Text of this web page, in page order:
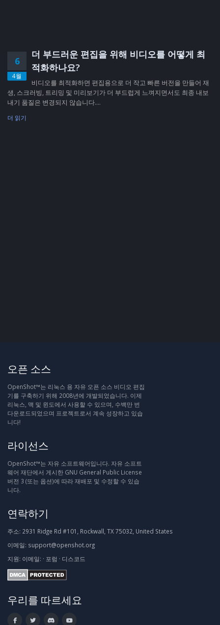
6
4월
더 부드러운 편집을 위해 비디오를 어떻게 최
적화하나요?
비디오를 최적화하면 편집용으로 더 작고 빠른 버전을 만들어 재
생, 스크러빙, 트리밍 및 미리보기가 더 부드럽게 느껴지면서도 최종 내보
내기 품질은 변경되지 않습니다....
더 읽기
오픈 소스
OpenShot™는 리눅스 용 자유 오픈 소스 비디오 편집
기를 구축하기 위해 2008년에 개발되었습니다. 이제
리눅스, 맥 및 윈도에서 사용할 수 있으며, 수백만 번
다운로드되었으며 프로젝트로서 계속 성장하고 있습
니다!
라이선스
OpenShot™는 자유 소프트웨어입니다. 자유 소프트
웨어 재단에서 게시한 GNU General Public License
버전 3 (또는 옵션)에 따라 재배포 및 수정할 수 있습
니다.
연락하기
주소: 2931 Ridge Rd #101, Rockwall, TX 75032, United States
이메일: support@openshot.org
지원: 이메일: · 포럼 · 디스코드
우리를 따르세요